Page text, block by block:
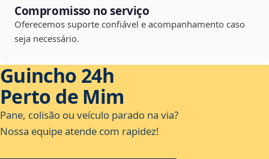
Compromisso no serviço
Oferecemos suporte confiável e acompanhamento caso
seja necessário.
Guincho 24h
Perto de Mim
Pane, colisão ou veículo parado na via?
Nossa equipe atende com rapidez!